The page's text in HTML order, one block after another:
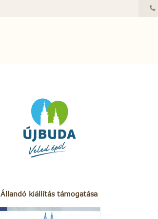
Állandó kiállítás támogatása